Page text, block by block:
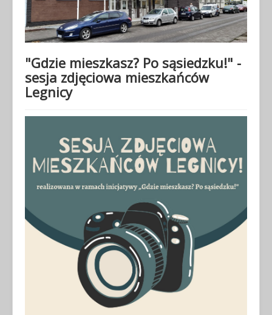
"Gdzie mieszkasz? Po sąsiedzku!" -
sesja zdjęciowa mieszkańców
Legnicy